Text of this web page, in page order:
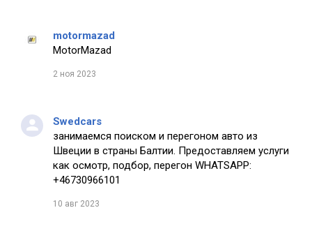
motormazad
MotorMazad
2 ноя 2023
Swedcars
занимаемся поиском и перегоном авто из
Швеции в страны Балтии. Предоставляем услуги
как осмотр, подбор, перегон WHATSAPP:
+46730966101
10 авг 2023